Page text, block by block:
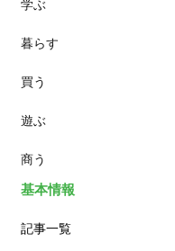
パン
スイーツ
ランチ
カフェ
学ぶ
暮らす
買う
遊ぶ
商う
基本情報
記事一覧